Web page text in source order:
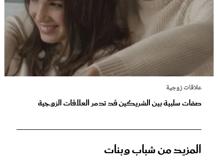
علاقات زوجية
صفات سلبية بين الشريكين قد تدمر العلاقات الزوجية
المزيد من شباب وبنات